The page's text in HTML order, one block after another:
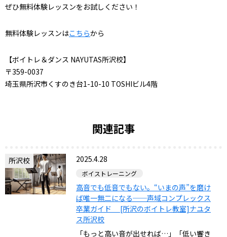
ぜひ無料体験レッスンをお試しください！
無料体験レッスンはこちらから
【ボイトレ＆ダンス NAYUTAS所沢校】
〒359-0037
埼玉県所沢市くすのき台1-10-10 TOSHIビル4階
関連記事
所沢校 2025.4.28
ボイストレーニング
高音でも低音でもない。⁠“いまの声”を磨け
ば唯一無二になる──声域コンプレックス
卒業ガイド [所沢のボイトレ教室]ナユタ
ス所沢校
「もっと高い音が出せれば…」「低い響き